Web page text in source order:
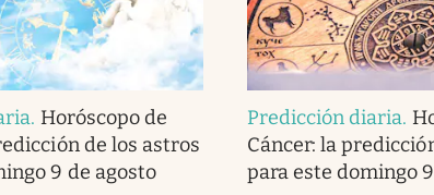
. Horóscopo de
de los astros
9 de agosto
Predicción diaria.
Cáncer: la
para este domingo